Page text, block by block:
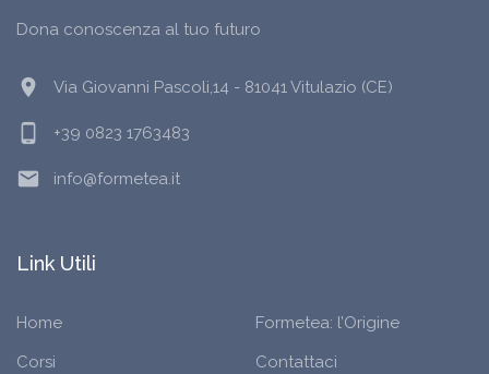
Dona conoscenza al tuo futuro
location_on Via Giovanni Pascoli,14 - 81041 Vitulazio (CE)
phone_android +39 0823 1763483
email info@formetea.it
Link Utili
Home
Formetea: l’Origine
Corsi
Contattaci